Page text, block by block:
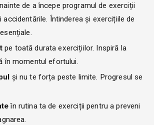
de a începe programul de exerciții
accidentările. Întinderea și exercițiile de
pe toată durata exercițiilor. Inspiră la
în momentul efortului.
și nu te forța peste limite. Progresul se
în rutina ta de exerciții pentru a preveni